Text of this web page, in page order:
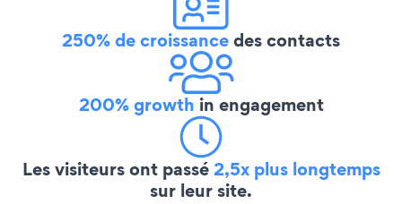
250% de croissancedes contacts
200% growth in engagement
Les visiteurs ont passé2,5x plus longtemps
sur leur site.